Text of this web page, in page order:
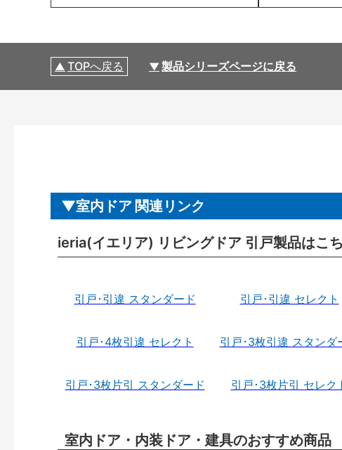
TOPへ戻る 製品シリーズページに戻る
室内ドア 関連リンク
ieria(イエリア) リビングドア 引戸製品はこ
引戸･引違 スタンダード 引戸･引違 セレクト
引戸･4枚引違 セレクト 引戸･3枚引違 スタンダ
引戸･3枚片引 スタンダード 引戸･3枚片引 セレク
室内ドア・内装ドア・建具のおすすめ商品